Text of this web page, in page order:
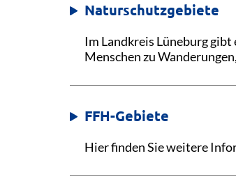
Naturschutzgebiete
Im Landkreis Lüneburg
Menschen zu
FFH-Gebiete
Hier finden Sie weitere